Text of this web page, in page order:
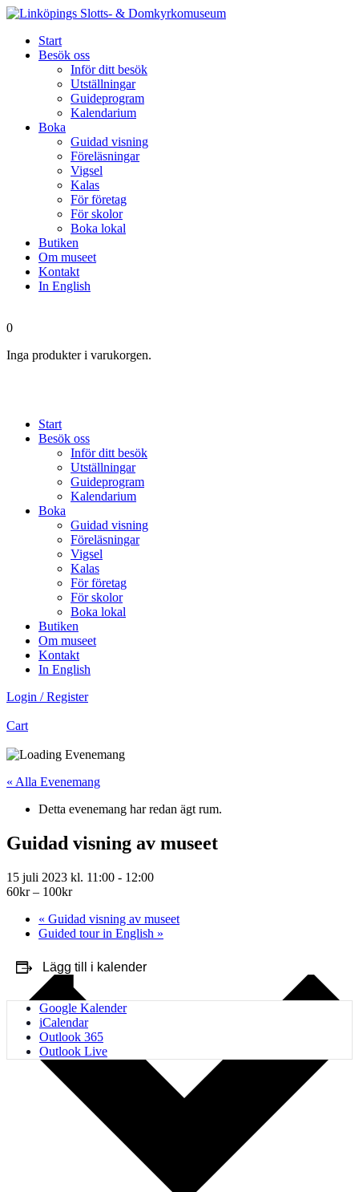
Start
Besök oss
Inför ditt besök
Utställningar
Guideprogram
Kalendarium
Boka
Guidad visning
Föreläsningar
Vigsel
Kalas
För företag
För skolor
Boka lokal
Butiken
Om museet
Kontakt
In English
0
Inga produkter i varukorgen.
Start
Besök oss
Inför ditt besök
Utställningar
Guideprogram
Kalendarium
Boka
Guidad visning
Föreläsningar
Vigsel
Kalas
För företag
För skolor
Boka lokal
Butiken
Om museet
Kontakt
In English
Login / Register
Cart
« Alla Evenemang
Detta evenemang har redan ägt rum.
Guidad visning av museet
15 juli 2023 kl. 11:00 - 12:00
60kr – 100kr
« Guidad visning av museet
Guided tour in English »
Lägg till i kalender
Google Kalender
iCalendar
Outlook 365
Outlook Live